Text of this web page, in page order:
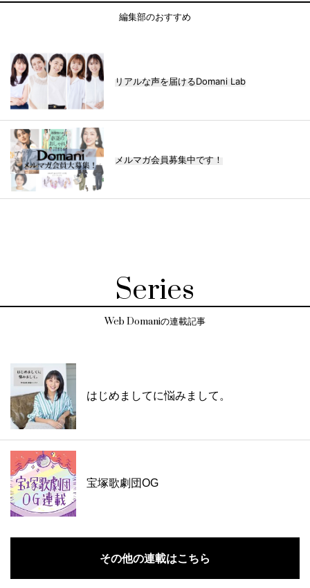
編集部のおすすめ
リアルな声を届けるDomani Lab
メルマガ会員募集中です！
Series
Web Domaniの連載記事
はじめましてに悩みまして。
宝塚歌劇団OG
その他の連載はこちら